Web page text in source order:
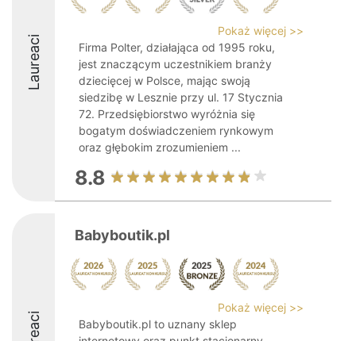
Laureaci
Pokaż więcej >>
Firma Polter, działająca od 1995 roku,
jest znaczącym uczestnikiem branży
dziecięcej w Polsce, mając swoją
siedzibę w Lesznie przy ul. 17 Stycznia
72. Przedsiębiorstwo wyróżnia się
bogatym doświadczeniem rynkowym
oraz głębokim zrozumieniem ...
8.8
Babyboutik.pl
Pokaż więcej >>
Babyboutik.pl to uznany sklep